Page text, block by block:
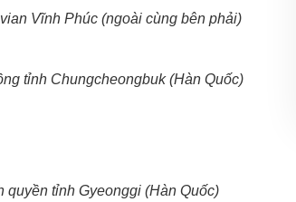
Vĩnh Phúc (ngoài cùng bên phải)
tỉnh Chungcheongbuk (Hàn Quốc)
tỉnh Gyeonggi (Hàn Quốc)